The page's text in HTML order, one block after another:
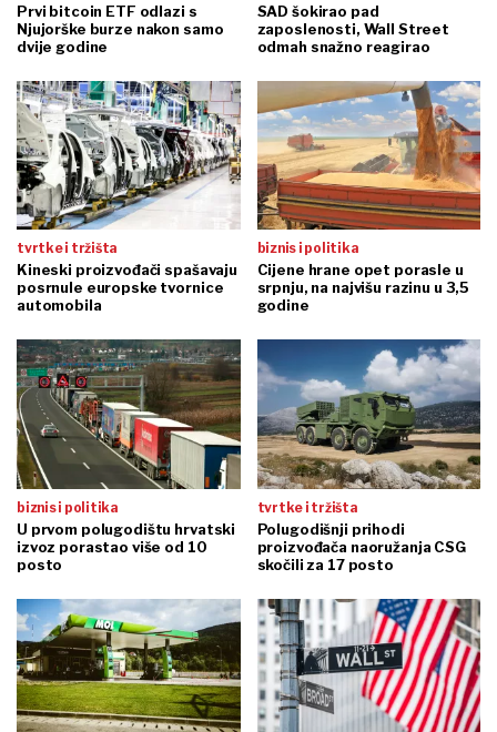
Prvi bitcoin ETF odlazi s
Njujorške burze nakon samo
dvije godine
SAD šokirao pad
zaposlenosti, Wall Street
odmah snažno reagirao
tvrtke i tržišta
Kineski proizvođači spašavaju
posrnule europske tvornice
automobila
biznis i politika
Cijene hrane opet porasle u
srpnju, na najvišu razinu u 3,5
godine
biznis i politika
U prvom polugodištu hrvatski
izvoz porastao više od 10
posto
tvrtke i tržišta
Polugodišnji prihodi
proizvođača naoružanja CSG
skočili za 17 posto